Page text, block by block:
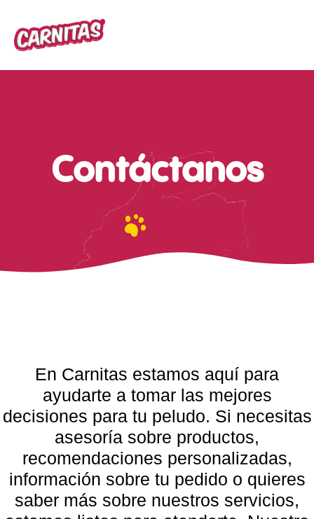
Contáctanos
En Carnitas estamos aquí para
ayudarte a tomar las mejores
decisiones para tu peludo. Si necesitas
asesoría sobre productos,
recomendaciones personalizadas,
información sobre tu pedido o quieres
saber más sobre nuestros servicios,